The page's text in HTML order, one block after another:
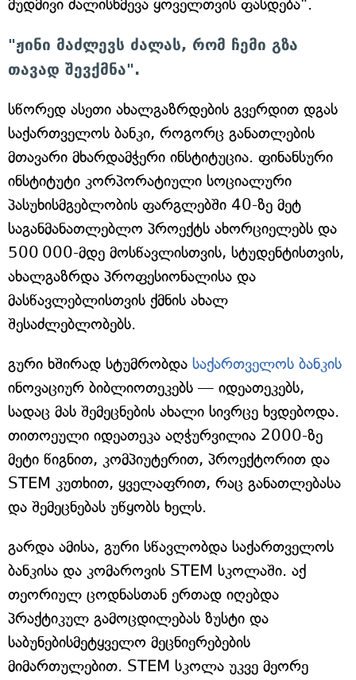
მუდმივი ძალისხმევა ყოველთვის ფასდება".
"ჟინი მაძლევს ძალას, რომ ჩემი გზა
თავად შევქმნა".
სწორედ ასეთი ახალგაზრდების გვერდით დგას
საქართველოს ბანკი, როგორც განათლების
მთავარი მხარდამჭერი ინსტიტუცია. ფინანსური
ინსტიტუტი კორპორატიული სოციალური
პასუხისმგებლობის ფარგლებში 40-ზე მეტ
საგანმანათლებლო პროექტს ახორციელებს და
500 000-მდე მოსწავლისთვის, სტუდენტისთვის,
ახალგაზრდა პროფესიონალისა და
მასწავლებლისთვის ქმნის ახალ
შესაძლებლობებს.
გური ხშირად სტუმრობდა საქართველოს ბანკის
ინოვაციურ ბიბლიოთეკებს — იდეათეკებს,
სადაც მას შემეცნების ახალი სივრცე ხვდებოდა.
თითოეული იდეათეკა აღჭურვილია 2000-ზე
მეტი წიგნით, კომპიუტერით, პროექტორით და
STEM კუთხით, ყველაფრით, რაც განათლებასა
და შემეცნებას უწყობს ხელს.
გარდა ამისა, გური სწავლობდა საქართველოს
ბანკისა და კომაროვის STEM სკოლაში. აქ
თეორიულ ცოდნასთან ერთად იღებდა
პრაქტიკულ გამოცდილებას ზუსტი და
საბუნებისმეტყველო მეცნიერებების
მიმართულებით. STEM სკოლა უკვე მეორე